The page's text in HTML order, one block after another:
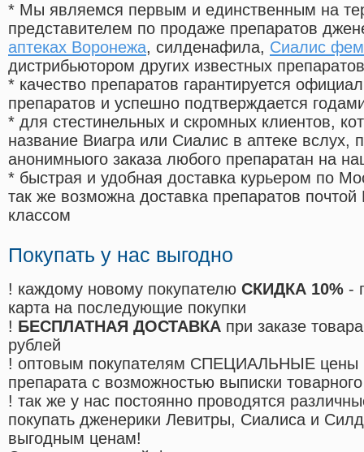
* Мы являемся первым и единственным на
представителем по продаже препаратов
аптеках Воронежа, силденафила, Сиалис
дистрибьютором других известных препаратов
* качество препаратов гарантируется
препаратов и успешно подтверждается
* для стестинельных и скромных клиентов,
название Виагра или Сиалис в аптеке вслух,
анонимныого заказа любого препаратан на
* быстрая и удобная доставка курьером по
так же возможна доставка препаратов
классом
Покупать у нас выгодно
! каждому новому покупателю СКИДКА 10% -
карта на последующие покупки
! БЕСПЛАТНАЯ ДОСТАВКА при заказе
рублей
! оптовым покупателям СПЕЦИАЛЬНЫЕ цены
препарата с возможностью выписки
! так же у нас постоянно проводятся
покупать дженерики Левитры, Сиалиса и
выгодным ценам!